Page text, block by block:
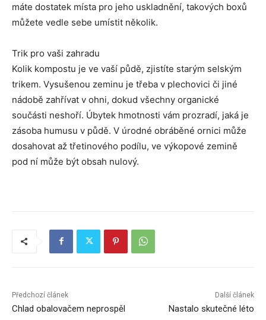
máte dostatek místa pro jeho uskladnění, takových boxů
můžete vedle sebe umístit několik.
Trik pro vaši zahradu
Kolik kompostu je ve vaší půdě, zjistíte starým selským
trikem. Vysušenou zeminu je třeba v plechovici či jiné
nádobě zahřívat v ohni, dokud všechny organické
součásti neshoří. Úbytek hmotnosti vám prozradí, jaká je
zásoba humusu v půdě. V úrodné obráběné ornici může
dosahovat až třetinového podílu, ve výkopové zemině
pod ní může být obsah nulový.
Předchozí článek
Chlad obalovačem neprospěl
Další článek
Nastalo skutečné léto